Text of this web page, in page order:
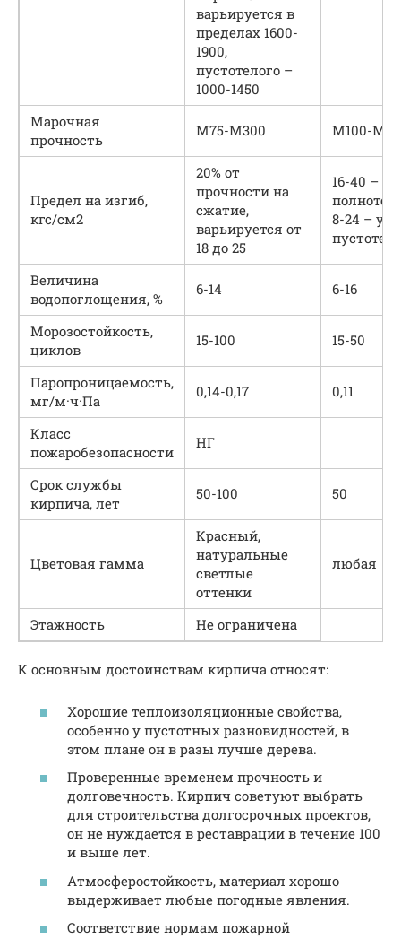
варьируется в
пределах 1600-
1900,
пустотелого –
1000-1450
Марочная
прочность
М75-М300 М100-
Предел на изгиб,
кгс/см2
20% от
прочности на
сжатие,
варьируется от
18 до 25
16-40 – у
8-24 – у
Величина
водопоглощения, %
6-14 6-16
Морозостойкость,
циклов
15-100 15-50
Паропроницаемость,
мг/м·ч·Па
0,14-0,17 0,11
Класс
пожаробезопасности
НГ
Срок службы
кирпича, лет
50-100 50
Цветовая гамма
Красный,
натуральные
светлые
оттенки
любая
Этажность Не ограничена
К основным достоинствам кирпича относят:
Хорошие теплоизоляционные свойства,
особенно у пустотных разновидностей, в
этом плане он в разы лучше дерева.
Проверенные временем прочность и
долговечность. Кирпич советуют выбрать
для строительства долгосрочных проектов,
он не нуждается в реставрации в течение 100
и выше лет.
Атмосферостойкость, материал хорошо
выдерживает любые погодные явления.
Соответствие нормам пожарной